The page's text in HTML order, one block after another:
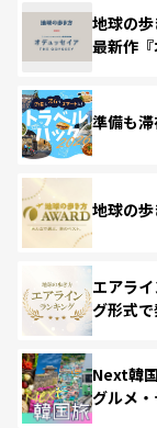
地球の
最新作『
準備も
地球の
エアラ
グ形式
Next韓
グルメ